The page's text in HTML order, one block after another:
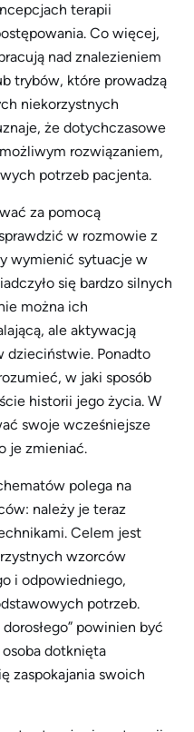
terapii
Co więcej,
nad znalezieniem
trybów, które prowadzą
niekorzystnych
że dotychczasowe
rozwiązaniem,
potrzeb pacjenta.
za pomocą
w rozmowie z
wymienić sytuacje w
się bardzo silnych
można ich
ale aktywacją
dzieciństwie. Ponadto
w jaki sposób
historii jego życia. W
swoje wcześniejsze
je zmieniać.
polega na
należy je teraz
Celem jest
wzorców
i odpowiedniego,
potrzeb.
powinien być
dotknięta
zaspokajania swoich